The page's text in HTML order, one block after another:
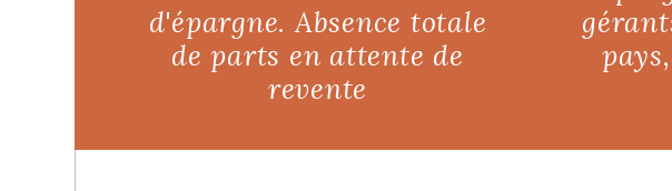
Vous appréciez le site ?
Vous pouvez
nous soutenir !
d'épargne. Absence totale
de parts en attente de
revente